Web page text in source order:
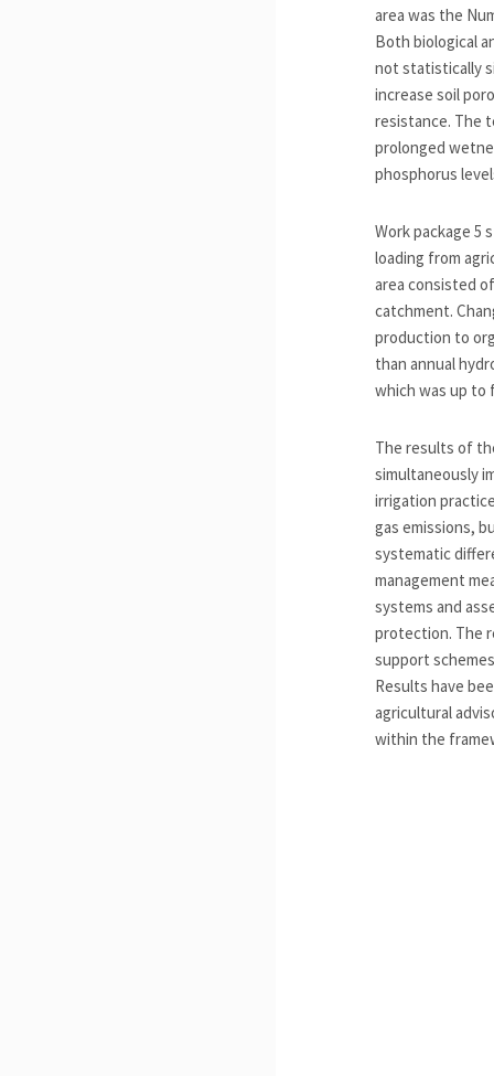
area was the
Both biological
not statistically
increase soil
resistance. The
prolonged
phosphorus
Work package
loading from
area consisted
catchment.
production to
than annual
which was up to
The results of
simultaneously
irrigation
gas emissions,
systematic
management
systems and
protection. The
support
Results have
agricultural
within the